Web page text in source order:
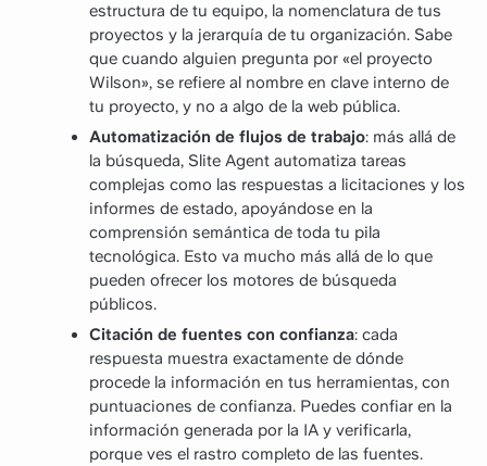
estructura de tu equipo, la nomenclatura de tus
proyectos y la jerarquía de tu organización. Sabe
que cuando alguien pregunta por «el proyecto
Wilson», se refiere al nombre en clave interno de
tu proyecto, y no a algo de la web pública.
Automatización de flujos de trabajo: más allá de
la búsqueda, Slite Agent automatiza tareas
complejas como las respuestas a licitaciones y los
informes de estado, apoyándose en la
comprensión semántica de toda tu pila
tecnológica. Esto va mucho más allá de lo que
pueden ofrecer los motores de búsqueda
públicos.
Citación de fuentes con confianza: cada
respuesta muestra exactamente de dónde
procede la información en tus herramientas, con
puntuaciones de confianza. Puedes confiar en la
información generada por la IA y verificarla,
porque ves el rastro completo de las fuentes.